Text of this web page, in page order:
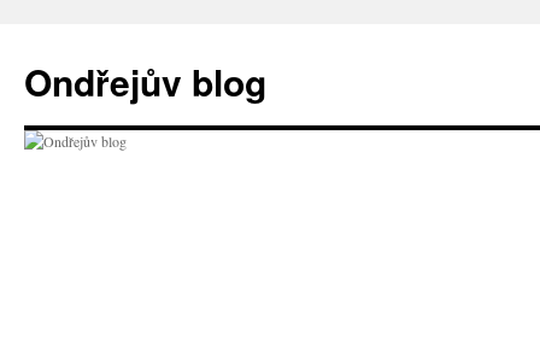
obsahu
webu
Ondřejův blog